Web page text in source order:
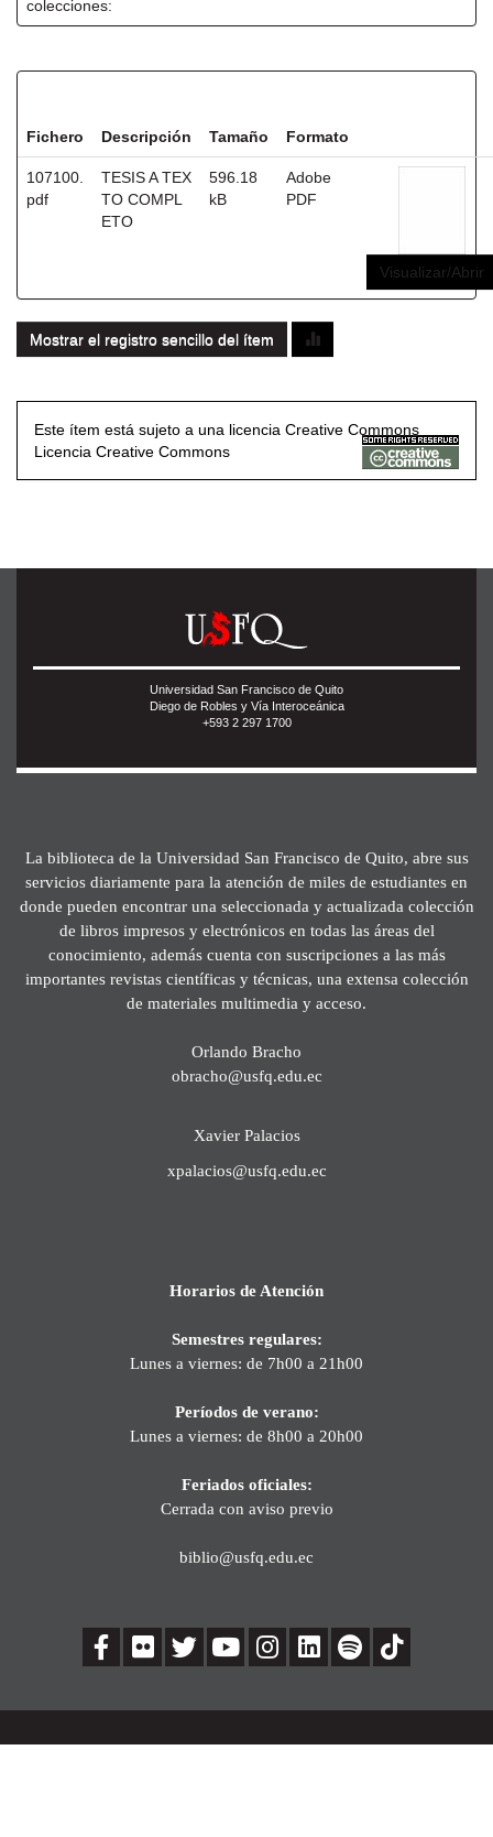
colecciones:
Fichero Descripción Tamaño Formato
107100.
pdf
TESIS A TEX
TO COMPL
ETO
596.18
kB
Adobe
PDF
Visualizar/Abrir
Mostrar el registro sencillo del ítem
Este ítem está sujeto a una licencia Creative Commons
Licencia Creative Commons
Universidad San Francisco de Quito
Diego de Robles y Vía Interoceánica
+593 2 297 1700
La biblioteca de la Universidad San Francisco de Quito, abre sus
servicios diariamente para la atención de miles de estudiantes en
donde pueden encontrar una seleccionada y actualizada colección
de libros impresos y electrónicos en todas las áreas del
conocimiento, además cuenta con suscripciones a las más
importantes revistas científicas y técnicas, una extensa colección
de materiales multimedia y acceso.
Orlando Bracho
obracho@usfq.edu.ec
Xavier Palacios
xpalacios@usfq.edu.ec
Horarios de Atención
Semestres regulares:
Lunes a viernes: de 7h00 a 21h00
Períodos de verano:
Lunes a viernes: de 8h00 a 20h00
Feriados oficiales:
Cerrada con aviso previo
biblio@usfq.edu.ec